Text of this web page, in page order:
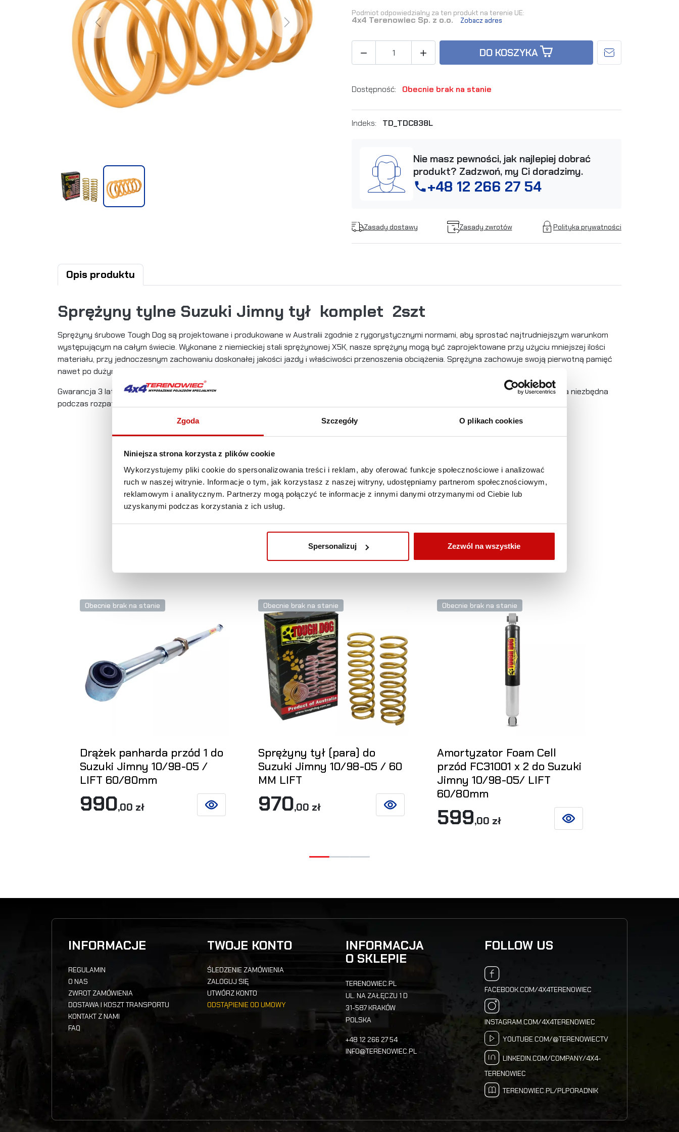
Zgoda Szczegóły O plikach cookies
Niniejsza strona korzysta z plików cookie
Wykorzystujemy pliki cookie do spersonalizowania treści i reklam, aby oferować funkcje społecznościowe i analizować
ruch w naszej witrynie. Informacje o tym, jak korzystasz z naszej witryny, udostępniamy partnerom społecznościowym,
reklamowym i analitycznym. Partnerzy mogą połączyć te informacje z innymi danymi otrzymanymi od Ciebie lub
uzyskanymi podczas korzystania z ich usług.
Spersonalizuj Zezwól na wszystkie
Previous Next
Podmiot odpowiedzialny za ten produkt na terenie UE:
4x4 Terenowiec Sp. z o.o. Zobacz adres
  DO KOSZYKA
Dostępność: Obecnie brak na stanie
Indeks: TD_TDC838L
Nie masz pewności, jak najlepiej dobrać
produkt? Zadzwoń, my Ci doradzimy.
phone+48 12 266 27 54
Zasady dostawy Zasady zwrotów Polityka prywatności
Opis produktu
Sprężyny tylne Suzuki Jimny tył komplet 2szt
Sprężyny śrubowe Tough Dog są projektowane i produkowane w Australii zgodnie z rygorystycznymi normami, aby sprostać najtrudniejszym warunkom
występującym na całym świecie. Wykonane z niemieckiej stali sprężynowej X5K, nasze sprężyny mogą być zaprojektowane przy użyciu mniejszej ilości
materiału, przy jednoczesnym zachowaniu doskonałej jakości jazdy i właściwości przenoszenia obciążenia. Sprężyna zachowuje swoją pierwotną pamięć
nawet po dużym obciążeniu. Wynik? Lżejsza, twardsza sprężyna, która poradzi sobie ze wszystkim.
Gwarancja 3 lata bez limitu kilometrów. Podczas montażu należy wypełnić i zachować kartę gwarancyjną dołączoną do produktu. Będzie ona niezbędna
podczas rozpatrywania gwarancji.
DARMOWA DOSTAWA!
WSZYSTKIE ZAMÓWIENIA W NASZYM SKLEPIE
DOSTARCZYMY CI KURIEREM DPD NA TERENIE
ZOBACZ TAKŻE
Obecnie brak na stanie
Drążek panharda przód 1 do
Suzuki Jimny 10/98-05 /
LIFT 60/80mm
990,00 zł ZOBACZ SZCZEGÓŁY
Obecnie brak na stanie
Sprężyny tył (para) do
Suzuki Jimny 10/98-05 / 60
MM LIFT
970,00 zł ZOBACZ SZCZEGÓŁY
Obecnie brak na stanie
Amortyzator Foam Cell
przód FC31001 x 2 do Suzuki
Jimny 10/98-05/ LIFT
60/80mm
599,00 zł ZOBACZ SZCZEGÓŁY
INFORMACJE
REGULAMIN
O NAS
ZWROT ZAMÓWIENIA
DOSTAWA I KOSZT TRANSPORTU
KONTAKT Z NAMI
FAQ
TWOJE KONTO
ŚLEDZENIE ZAMÓWIENIA
ZALOGUJ SIĘ
UTWÓRZ KONTO
ODSTĄPIENIE OD UMOWY
INFORMACJA
O SKLEPIE
TERENOWIEC.PL
UL. NA ZAŁĘCZU 1 D
31-587 KRAKÓW
POLSKA
+48 12 266 27 54
INFO@TERENOWIEC.PL
FOLLOW US
FACEBOOK.COM/4X4TERENOWIEC
INSTAGRAM.COM/4X4TERENOWIEC
YOUTUBE.COM/@TERENOWIECTV
LINKEDIN.COM/COMPANY/4X4-
TERENOWIEC
TERENOWIEC.PL/PLPORADNIK